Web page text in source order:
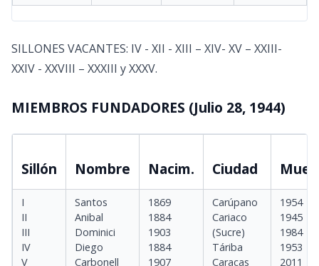
SILLONES VACANTES: IV - XII - XIII – XIV- XV – XXIII-
XXIV - XXVIII – XXXIII y XXXV.
MIEMBROS FUNDADORES (Julio 28, 1944)
Sillón Nombre Nacim. Ciudad
I
II
III
IV
V
Santos
Anibal
Dominici
Diego
Carbonell
1869
1884
1903
1884
1907
Carúpano
Cariaco
(Sucre)
Táriba
Caracas
1954
1945
1984
1953
2011